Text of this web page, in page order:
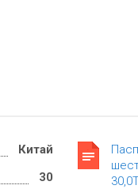
Китай
30